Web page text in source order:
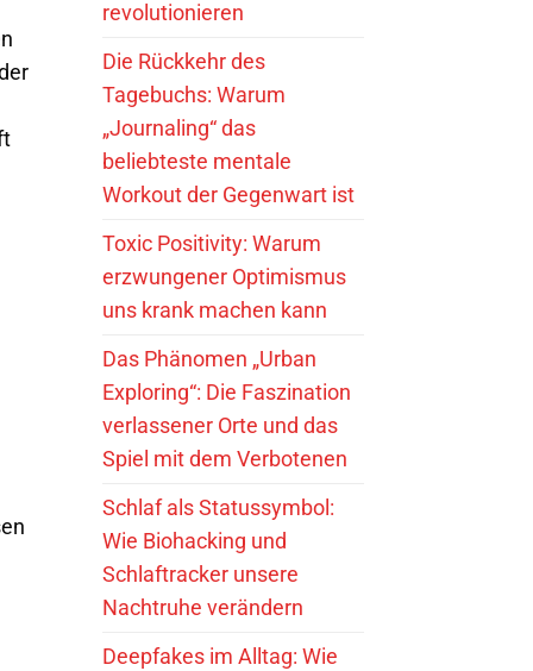
revolutionieren
Die Rückkehr des
Tagebuchs: Warum
„Journaling“ das
beliebteste mentale
Workout der Gegenwart ist
Toxic Positivity: Warum
erzwungener Optimismus
uns krank machen kann
Das Phänomen „Urban
Exploring“: Die Faszination
verlassener Orte und das
Spiel mit dem Verbotenen
Schlaf als Statussymbol:
Wie Biohacking und
Schlaftracker unsere
Nachtruhe verändern
Deepfakes im Alltag: Wie